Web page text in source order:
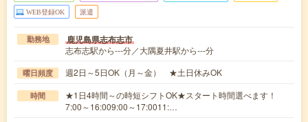
WEB登録OK 派遣
勤務地 鹿児島県志布志市
志布志駅から---分／大隅夏井駅から---分
曜日頻度 週2日～5日OK（月～金） ★土日休みOK
時間
★1日4時間～の時短シフトOK★スタート時間選べます！
7:00～16:009:00～17:0011:…